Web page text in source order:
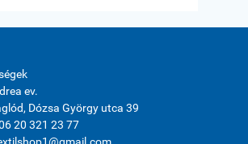
ev.
Dózsa György utca 39
20 321 23 77